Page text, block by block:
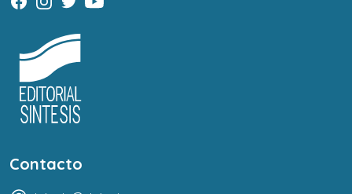
Contacto